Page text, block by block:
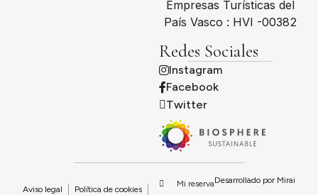
Empresas Turísticas del
País Vasco : HVI -00382
Redes Sociales
Instagram
Facebook
Twitter
Aviso legal Política de cookies
Mi reservaDesarrollado por Mirai